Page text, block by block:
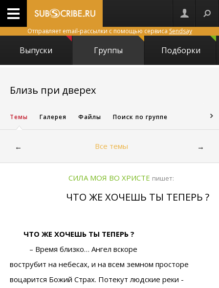
Отправляет email-рассылки с помощью сервиса Sendsay
Выпуски Группы Подборки
Близь при дверех
Темы Галерея Файлы Поиск по группе
← Все темы →
СИЛА МОЯ ВО ХРИСТЕ пишет:
ЧТО ЖЕ ХОЧЕШЬ ТЫ ТЕПЕРЬ ?
ЧТО ЖЕ ХОЧЕШЬ ТЫ ТЕПЕРЬ ?
– Время близко… Ангел вскоре
вострубит на небесах, и на всем земном просторе
воцарится Божий Страх. Потекут людские реки -